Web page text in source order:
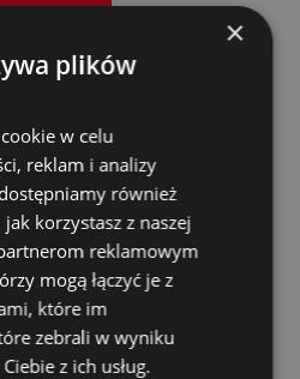
KOSZYKA
×
plików
w celu
reklam i analizy
również
korzystasz z naszej
reklamowym
mogą łączyć je z
które im
zebrali w wyniku
z ich usług.